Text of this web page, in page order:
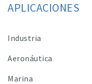
APLICACIONES
Industria
Aeronáutica
Marina